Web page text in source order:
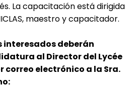
La capacitación está dirigida
maestro y capacitador.
interesados deberán
al Director del Lycée
correo electrónico a la Sra.